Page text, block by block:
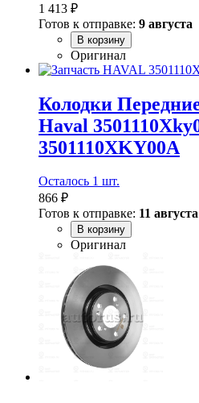
1 413 ₽
Готов к отправке: 9 августа
В корзину
Оригинал
Колодки
Haval
3501110XKY00A
Осталось 1 шт.
866 ₽
Готов к отправке: 11 августа
В корзину
Оригинал